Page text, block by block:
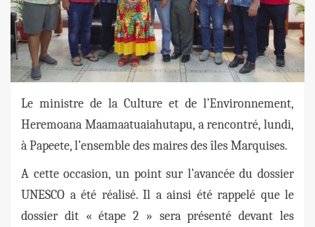
Le ministre de la Culture et de l’Environnement,
Heremoana Maamaatuaiahutapu, a rencontré, lundi,
à Papeete, l’ensemble des maires des îles Marquises.
A cette occasion, un point sur l’avancée du dossier
UNESCO a été réalisé. Il a ainsi été rappelé que le
dossier dit « étape 2 » sera présenté devant les